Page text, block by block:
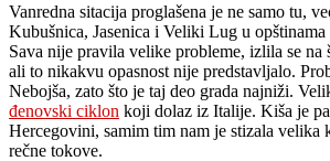
Vanredna sitacija proglašena je ne samo tu,
Kubušnica, Jasenica i Veliki Lug u
Sava nije pravila velike probleme, izlila se na
ali to nikakvu opasnost nije predstavljalo.
Nebojša, zato što je taj deo grada najniži.
đenovski ciklon koji dolaz iz Italije. Kiša je
Hercegovini, samim tim nam je stizala velika
rečne tokove.